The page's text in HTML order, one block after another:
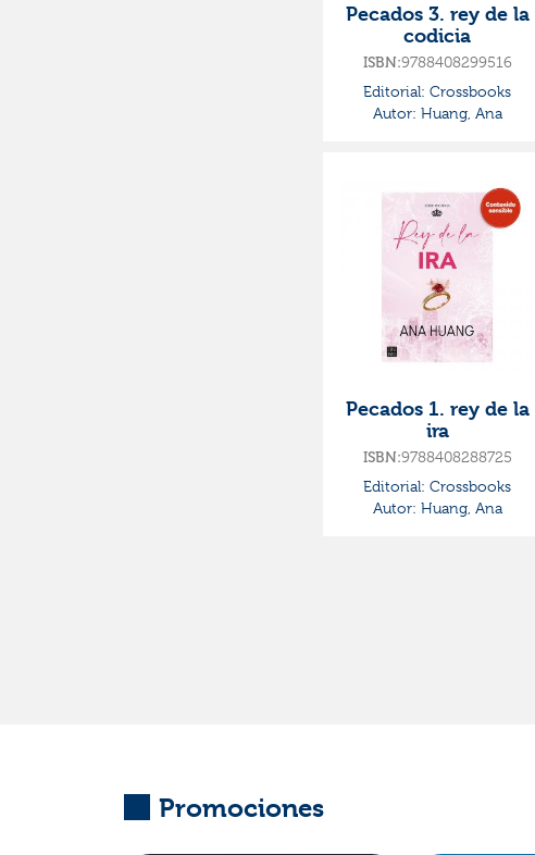
Pecados 3. rey de la
codicia
ISBN:9788408299516
Editorial: Crossbooks
Autor: Huang, Ana
Pecados 1. rey de la
ira
ISBN:9788408288725
Editorial: Crossbooks
Autor: Huang, Ana
Promociones